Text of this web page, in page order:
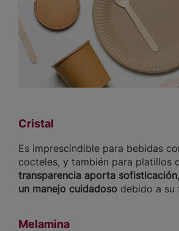
Cristal
Es imprescindible para bebidas
cocteles, y también para platillos
transparencia aporta
un manejo cuidadoso debido a su
Melamina